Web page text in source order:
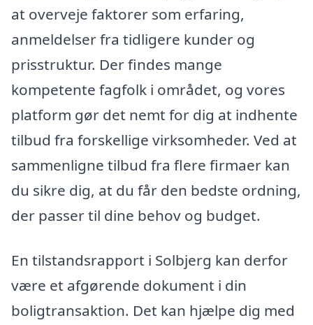
at overveje faktorer som erfaring,
anmeldelser fra tidligere kunder og
prisstruktur. Der findes mange
kompetente fagfolk i området, og vores
platform gør det nemt for dig at indhente
tilbud fra forskellige virksomheder. Ved at
sammenligne tilbud fra flere firmaer kan
du sikre dig, at du får den bedste ordning,
der passer til dine behov og budget.
En tilstandsrapport i Solbjerg kan derfor
være et afgørende dokument i din
boligtransaktion. Det kan hjælpe dig med